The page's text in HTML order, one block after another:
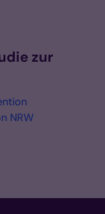
zur
NRW